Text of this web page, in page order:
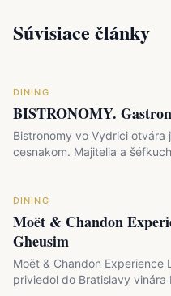
Súvisiace články
DINING
BISTRONOMY.
Bistronomy vo Vydrici otvára
cesnakom. Majitelia a
DINING
Moët & Chandon
Gheusim
Moët & Chandon Experience
priviedol do Bratislavy vinára